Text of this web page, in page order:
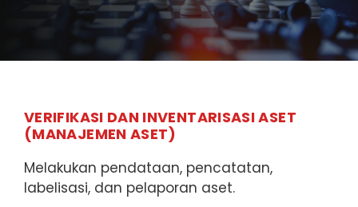
VERIFIKASI DAN INVENTARISASI ASET
(MANAJEMEN ASET)
Melakukan pendataan, pencatatan,
labelisasi, dan pelaporan aset.